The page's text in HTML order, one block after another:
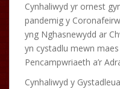
Cynhaliwyd yr ornest
pandemig y
yng Nghasnewydd ar
yn cystadlu mewn
Pencampwriaeth a’r
Cynhaliwyd y